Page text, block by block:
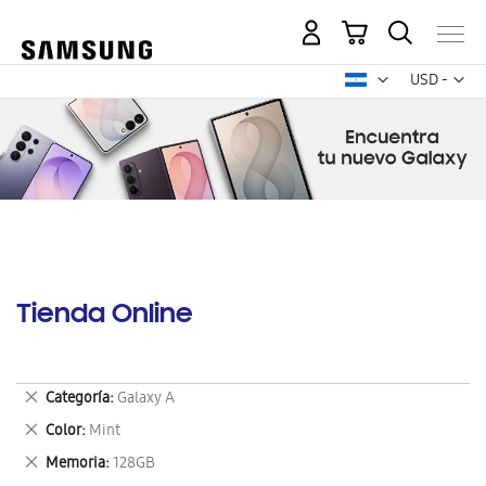
USD -
dólar
Mi carrito
Tienda Online
Categoría Galaxy A
Eliminar
este
artículo
Color Mint
Eliminar
este
artículo
Memoria 128GB
Eliminar